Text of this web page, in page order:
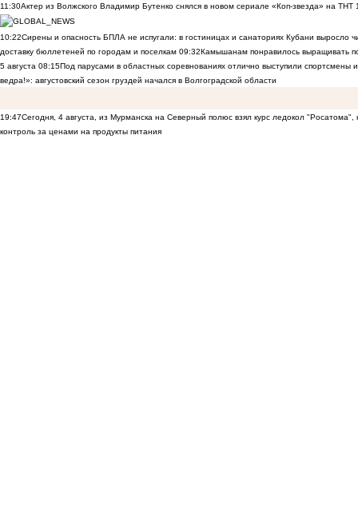
11:30Актер из Волжского Владимир Бутенко снялся в новом сериале «Коп-звезда» на ТНТ
10:22Сирены и опасность БПЛА не испугали: в гостиницах и санаториях Кубани выросло
доставку бюллетеней по городам и поселкам 09:32Камышанам понравилось выращивать
5 августа 08:15Под парусами в областных соревнованиях отлично выступили спортсмены
ведра!»: августовский сезон груздей начался в Волгоградской области
19:47Сегодня, 4 августа, из Мурманска на Северный полюс взял курс ледокол
контроль за ценами на продукты питания